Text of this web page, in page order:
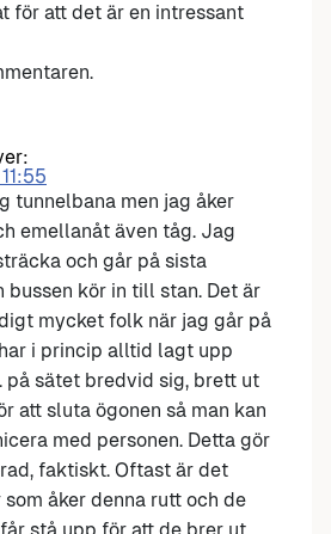
för att det är en intressant
tunnelbana men jag åker
emellanåt även tåg. Jag
och går på sista
bussen kör in till stan. Det är
mycket folk när jag går på
i princip alltid lagt upp
på sätet bredvid sig, brett ut
att sluta ögonen så man kan
med personen. Detta gör
faktiskt. Oftast är det
åker denna rutt och de